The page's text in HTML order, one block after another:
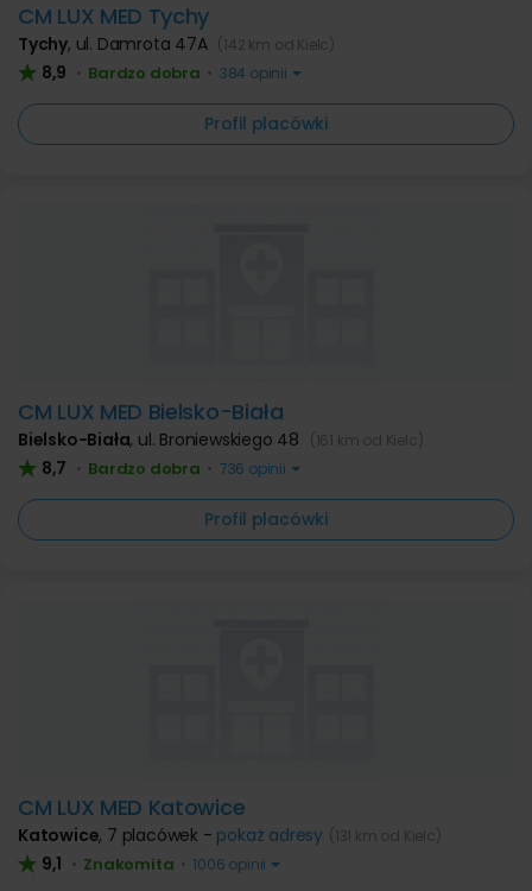
CM LUX MED Tychy
Tychy, ul. Damrota 47A (142 km od Kielc)
8,9 • Bardzo dobra • 384 opinii
Profil placówki
CM LUX MED Bielsko-Biała
Bielsko-Biała, ul. Broniewskiego 48 (161 km od Kielc)
8,7 • Bardzo dobra • 736 opinii
Profil placówki
CM LUX MED Katowice
Katowice, 7 placówek - pokaż adresy (131 km od Kielc)
9,1 • Znakomita • 1006 opinii